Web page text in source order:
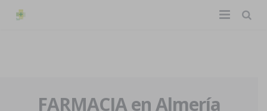
La farmacia
FARMACIA en Almería